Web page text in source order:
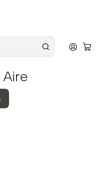
a
& Melgaço)